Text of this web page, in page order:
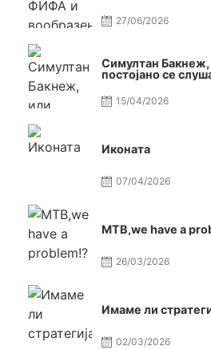
27/06/2026
Симултан
постојано се
15/04/2026
Иконата
07/04/2026
МТВ,we have a
26/03/2026
Имаме ли
02/03/2026